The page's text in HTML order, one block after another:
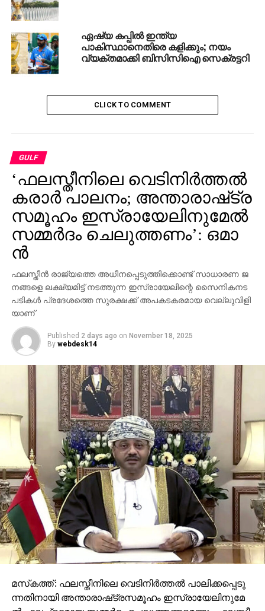
ഏഷ്യ കപ്പിൽ ഇന്ത്യ
പാകിസ്ഥാനെതിരെ കളിക്കും; നയം
വ്യക്തമാക്കി ബിസിസിഐ സെക്രട്ടറി
CLICK TO COMMENT
GULF
‘ഫലസ്തീനിലെ വെടിനിർത്തൽ
കരാർ പാലനം; അ​ന്താ​രാ​ഷ്‌​ട്ര
സ​മൂ​ഹം ഇ​സ്രായേലിനുമേൽ
സ​മ്മ​ർ​ദം ചെ​ലു​ത്ത​ണം’: ഒ​മാ​
ൻ
ഫ​ല​സ്തീ​ൻ രാ​ജ്യ​ത്തെ അ​ധീ​ന​പ്പെ​ടു​ത്തി​ക്കൊ​ണ്ട് സാ​ധാ​ര​ണ ജ​
ന​ങ്ങ​ളെ ല​ക്ഷ്യ​മി​ട്ട് ന​ട​ത്തു​ന്ന ഇ​സ്രാ​യേ​ലി​ന്റെ സൈ​നി​ക​ന​ട​
പ​ടി​ക​ൾ പ്ര​ദേ​ശ​ത്തെ സു​ര​ക്ഷ​ക്ക് അ​പ​ക​ട​ക​ര​മാ​യ വെ​ല്ലു​വി​ളി​
യാ​ണ്
Published 2 days ago on November 18, 2025
By webdesk14
മ​സ്‌​ക​ത്ത്: ഫ​ല​സ്തീ​നി​ലെ വെ​ടി​നി​ർ​ത്ത​ൽ പാ​ലി​ക്ക​പ്പെ​ടു​
ന്ന​തി​നാ​യി അ​ന്താ​രാ​ഷ്‌​ട്ര​സ​മൂ​ഹം ഇ​സ്രാ​യേ​ലി​നു​മേ​